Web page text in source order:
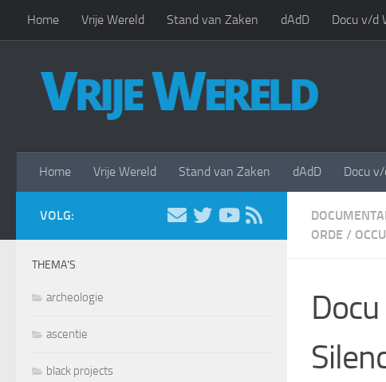
Doorgaan naar inhoud
Home Vrije Wereld Stand van Zaken dAdD Docu v/d
Home Vrije Wereld Stand van Zaken dAdD Docu
ORDE /
VOLG:
THEMA’S
archeologie
ascentie
black projects